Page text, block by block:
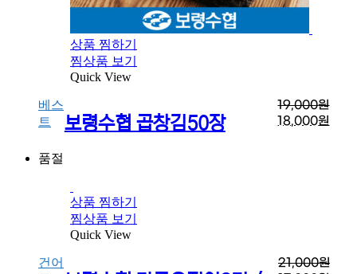
상품 찜하기
찜상품 보기
Quick View
베스
트
보령수협 곱창김50장
19,000원
18,000원
품절
상품 찜하기
찜상품 보기
Quick View
건어
21,000원